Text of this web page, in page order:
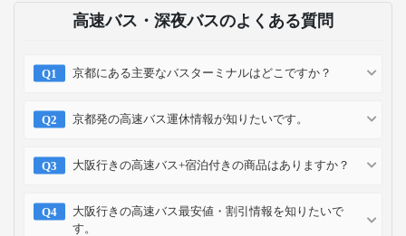
高速バス・深夜バスのよくある質問
京都にある主要なバスターミナルはどこですか？
京都発の高速バス運休情報が知りたいです。
大阪行きの高速バス+宿泊付きの商品はありますか？
大阪行きの高速バス最安値・割引情報を知りたいで
す。